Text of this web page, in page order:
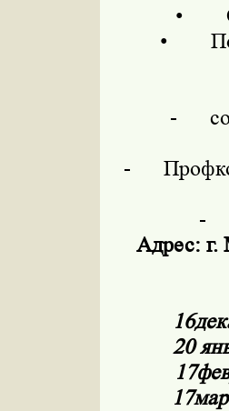
•
•
-
-
-
Адрес: г.
16
20
17
17